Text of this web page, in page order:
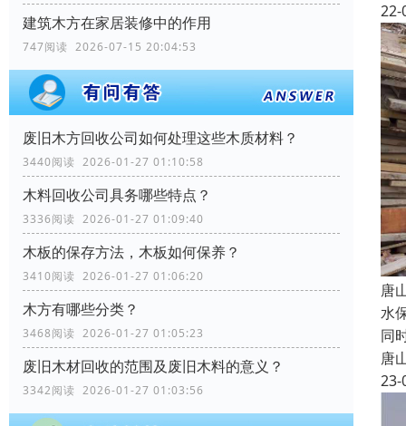
建筑木方在家居装修中的作用
747阅读 2026-07-15 20:04:53
废旧木方回收公司如何处理这些木质材料？
3440阅读 2026-01-27 01:10:58
木料回收公司具务哪些特点？
3336阅读 2026-01-27 01:09:40
木板的保存方法，木板如何保养？
3410阅读 2026-01-27 01:06:20
木方有哪些分类？
3468阅读 2026-01-27 01:05:23
废旧木材回收的范围及废旧木料的意义？
3342阅读 2026-01-27 01:03:56
22-
唐
水
同
唐
23-